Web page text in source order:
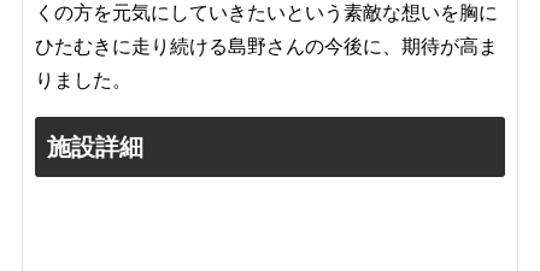
くの方を元気にしていきたいという素敵な想いを胸に
ひたむきに走り続ける島野さんの今後に、期待が高ま
りました。
施設詳細